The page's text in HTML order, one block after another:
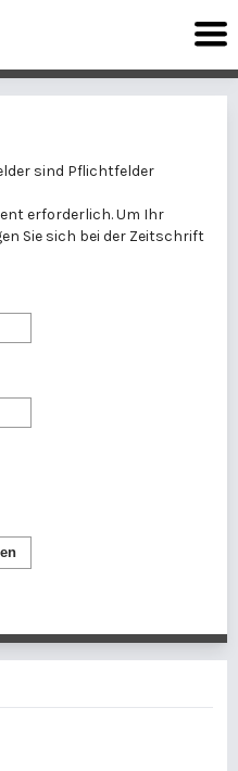
sind Pflichtfelder
erforderlich. Um Ihr
Sie sich bei der Zeitschrift